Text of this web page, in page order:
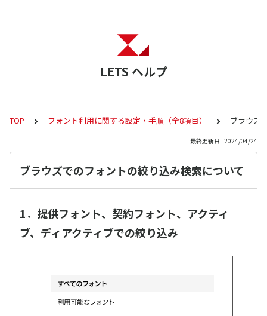
LETS ヘルプ
TOP フォント利用に関する設定・手順（全8項目） ブラウズ
最終更新日 : 2024/04/24
ブラウズでのフォントの絞り込み検索について
1．提供フォント、契約フォント、アクティ
ブ、ディアクティブでの絞り込み